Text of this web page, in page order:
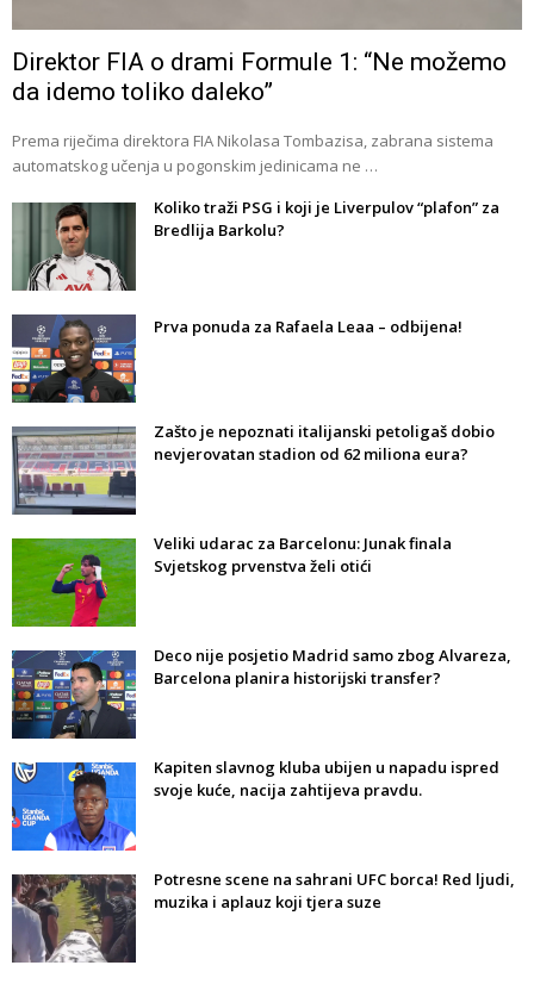
Direktor FIA o drami Formule 1: “Ne možemo
da idemo toliko daleko”
Prema riječima direktora FIA Nikolasa Tombazisa, zabrana sistema
automatskog učenja u pogonskim jedinicama ne …
Koliko traži PSG i koji je Liverpulov “plafon” za
Bredlija Barkolu?
Prva ponuda za Rafaela Leaa – odbijena!
Zašto je nepoznati italijanski petoligaš dobio
nevjerovatan stadion od 62 miliona eura?
Veliki udarac za Barcelonu: Junak finala
Svjetskog prvenstva želi otići
Deco nije posjetio Madrid samo zbog Alvareza,
Barcelona planira historijski transfer?
Kapiten slavnog kluba ubijen u napadu ispred
svoje kuće, nacija zahtijeva pravdu.
Potresne scene na sahrani UFC borca! Red ljudi,
muzika i aplauz koji tjera suze